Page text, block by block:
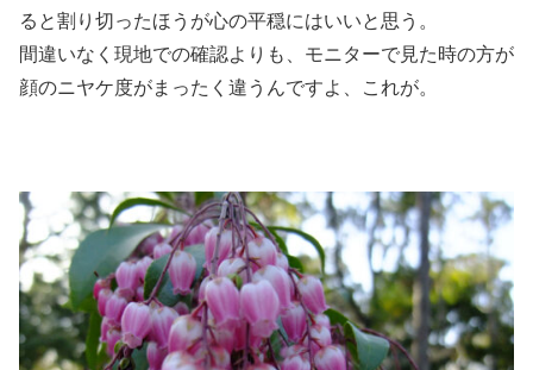
ると割り切ったほうが心の平穏にはいいと思う。
間違いなく現地での確認よりも、モニターで見た時の方が
顔のニヤケ度がまったく違うんですよ、これが。